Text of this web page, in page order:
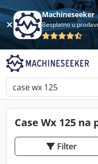
Machineseeker
Besplatno u
Case Wx 125 na
Filter